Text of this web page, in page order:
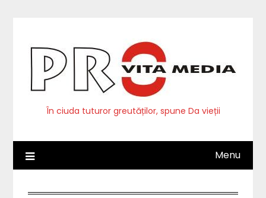
În ciuda tuturor greutăților, spune Da vieții
Menu